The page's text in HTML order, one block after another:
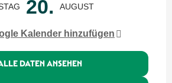
20. AUGUST
Kalender hinzufügen
DATEN ANSEHEN